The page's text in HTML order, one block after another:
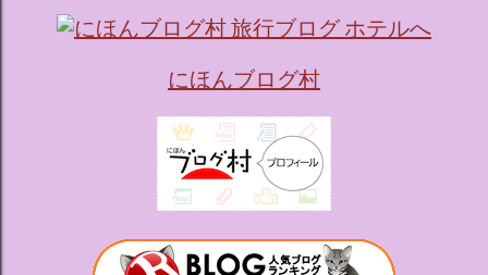
にほんブログ村